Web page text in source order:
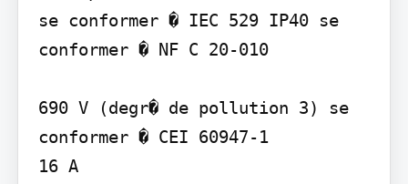
se conformer � IEC 529 IP40 se
conformer � NF C 20-010
690 V (degr� de pollution 3) se
conformer � CEI 60947-1
16 A